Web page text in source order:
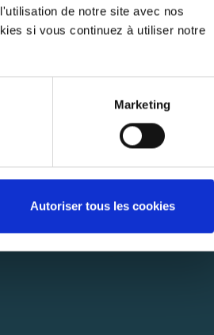
de notre site avec nos
si vous continuez à utiliser notre
Marketing
Autoriser tous les cookies
SUBSCRIBE